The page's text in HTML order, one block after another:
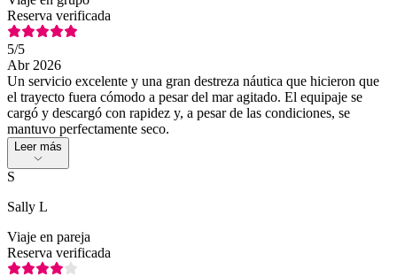
Reserva verificada
5/5
Abr 2026
Un servicio excelente y una gran destreza náutica que hicieron que
el trayecto fuera cómodo a pesar del mar agitado. El equipaje se
cargó y descargó con rapidez y, a pesar de las condiciones, se
mantuvo perfectamente seco.
Leer más
S
Sally L
Viaje en pareja
Reserva verificada